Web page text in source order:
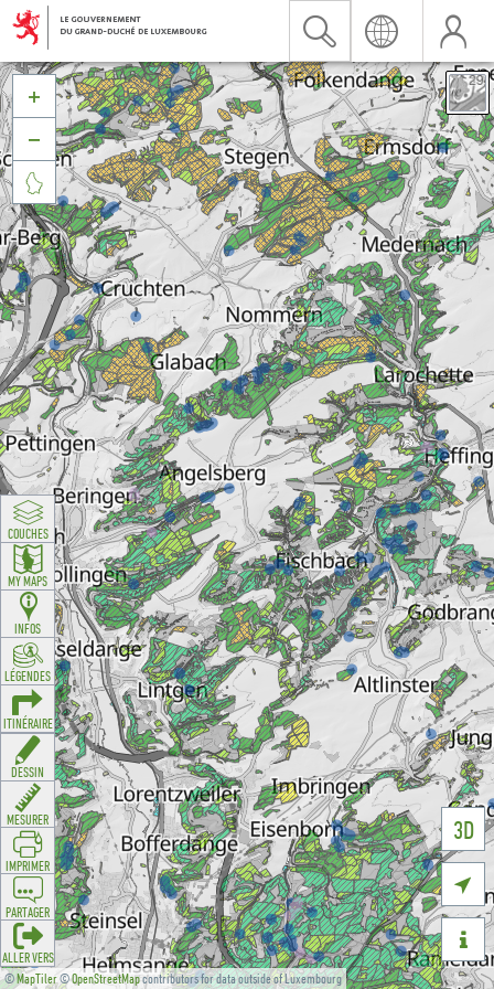
©MapTiler©OpenStreetMapcontributors for data outside of Luxembourg
3D





COUCHES
MY MAPS
INFOS
LÉGENDES
ITINÉRAIRE
DESSIN
MESURER
IMPRIMER
PARTAGER
ALLER VERS